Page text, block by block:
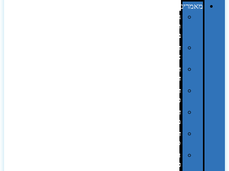
מאמרים
גימורים
והשבחות
בדפוס
דפוס
אופסט
דפוס
דיגיטלי
דפוס
טמפון
דפוס
משי
דפוס
סובלימציה
הדפס
פרוצס